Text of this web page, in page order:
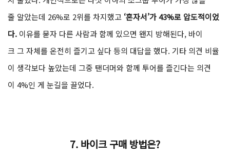
줄 알았는데 26%로 2위를 차지했고 ‘혼자서’가 43%로 압도적이었
다. 이유를 묻자 다른 사람과 함께 있으면 왠지 방해된다, 바이
크 그 자체를 온전히 즐기고 싶다 등의 대답을 했다. 기타 의견 비율
이 생각보다 높았는데 그중 탠더머와 함께 투어를 즐긴다는 의견
이 4%인 게 눈길을 끌었다.
7. 바이크 구매 방법은?